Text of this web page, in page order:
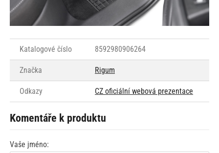
Katalogové číslo 8592980906264
Značka Rigum
Odkazy CZ oficiální webová prezentace
Komentáře k produktu
Vaše jméno: